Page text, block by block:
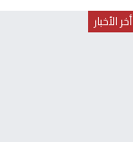
أخر الأخبار